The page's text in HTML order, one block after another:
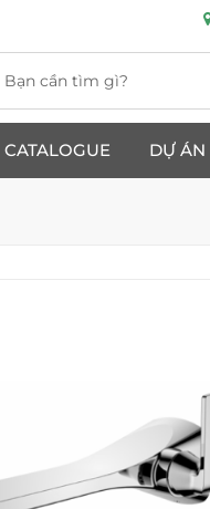
CATALOGUE DỰ ÁN